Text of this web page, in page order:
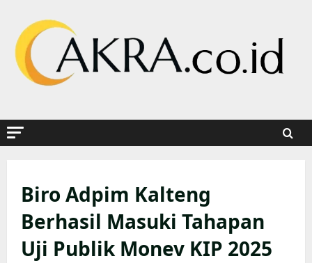
content
Biro Adpim Kalteng
Berhasil Masuki Tahapan
Uji Publik Monev KIP 2025